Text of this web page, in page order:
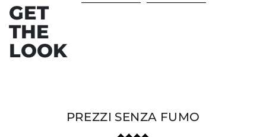
GET
THE
LOOK
PREZZI SENZA FUMO